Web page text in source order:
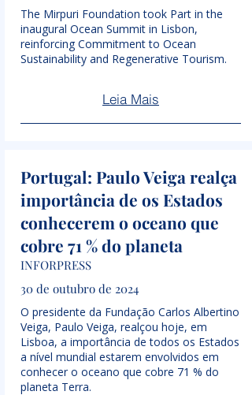
The Mirpuri Foundation took Part in the
inaugural Ocean Summit in Lisbon,
reinforcing Commitment to Ocean
Sustainability and Regenerative Tourism.
Leia Mais
Portugal: Paulo Veiga realça
importância de os Estados
conhecerem o oceano que
cobre 71 % do planeta
INFORPRESS
30 de outubro de 2024
O presidente da Fundação Carlos Albertino
Veiga, Paulo Veiga, realçou hoje, em
Lisboa, a importância de todos os Estados
a nível mundial estarem envolvidos em
conhecer o oceano que cobre 71 % do
planeta Terra.